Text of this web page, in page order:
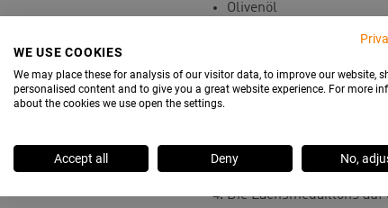
Olivenöl
Butter weich werden
Vom Lachs ein 15cm
Die Zucchini längs
Die marinierten
Die Lachsmedaillons auf
WE USE COOKIES
We may place these for analysis of our visitor data, to improve our website,
personalised content and to give you a great website experience. For more
about the cookies we use open the settings.
Accept all Deny No,